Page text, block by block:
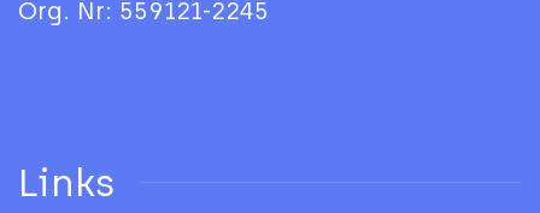
Org. Nr: 559121-2245
Links